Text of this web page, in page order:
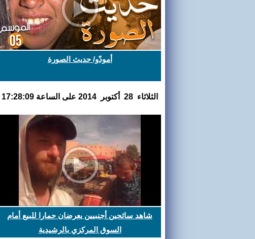
أمودّو/ حديث الصورة
الثلاثاء 28 أكتوبر 2014 على الساعة 17:28:09
شاهد سائحين أجنبيين يعرضان حمارا للبيع أمام
السوق المركزي بالرشيدية‎